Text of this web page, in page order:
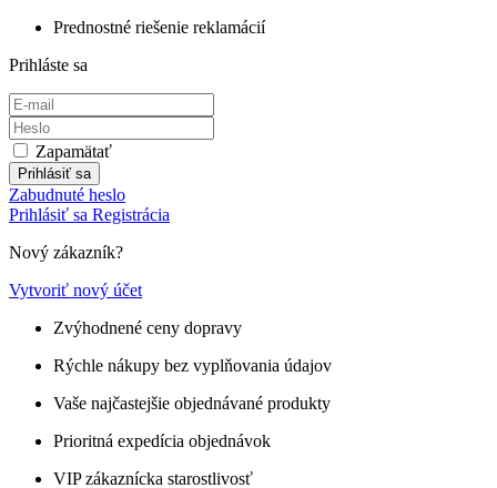
Prednostné riešenie reklamácií
Prihláste sa
Zapamätať
Prihlásiť sa
Zabudnuté heslo
Prihlásiť sa Registrácia
Nový zákazník?
Vytvoriť nový účet
Zvýhodnené ceny dopravy
Rýchle nákupy bez vyplňovania údajov
Vaše najčastejšie objednávané produkty
Prioritná expedícia objednávok
VIP zákaznícka starostlivosť